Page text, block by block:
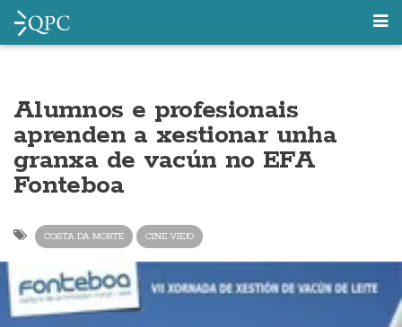
Alumnos e profesionais
aprenden a xestionar unha
granxa de vacún no EFA
Fonteboa
COSTA DA MORTE CINE VIEJO